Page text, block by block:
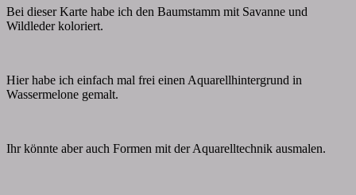
Bei dieser Karte habe ich den Baumstamm mit Savanne und
Wildleder koloriert.
Hier habe ich einfach mal frei einen Aquarellhintergrund in
Wassermelone gemalt.
Ihr könnte aber auch Formen mit der Aquarelltechnik ausmalen.